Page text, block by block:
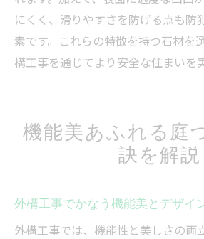
にくく、滑りやすさを防げる点も防
素です。これらの特徴を持つ石材を
構工事を通じてより安全な住まいを
機能美あふれる庭
訣を解説
外構工事でかなう機能美とデザイ
外構工事では、機能性と美しさの両